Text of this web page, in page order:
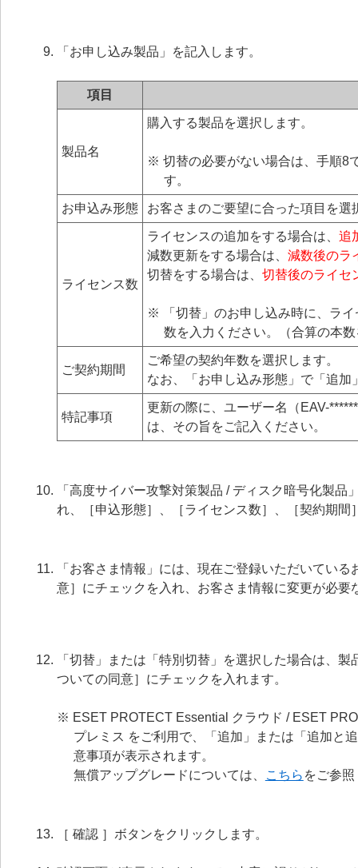
「お申し込み製品」を記入します。
項目
製品名
購入する製品を選択します。
※ 切替の必要がない場合は、手順8
す。
お申込み形態 お客さまのご要望に合った項目を選
ライセンス数
ライセンスの追加をする場合は、 追
減数更新をする場合は、 減数後のラ
切替をする場合は、 切替後のライセ
※ 「切替」のお申し込み時に、ラ
数を入力ください。（合算の本
ご契約期間
ご希望の契約年数を選択します。
なお、「お申し込み形態」で「追加
特記事項
更新の際に、ユーザー名（EAV-
は、その旨をご記入ください。
「高度サイバー攻撃対策製品 / ディスク暗号化製
れ、［申込形態］、［ライセンス数］、［契約期間
「お客さま情報」には、現在ご登録いただいてい
意］にチェックを入れ、お客さま情報に変更が必要
「切替」または「特別切替」を選択した場合は、
ついての同意］にチェックを入れます。
※ ESET PROTECT Essential クラウド / ESET
プレミス をご利用で、「追加」または「追加と
意事項が表示されます。
無償アップグレードについては、
こちら をご参
［ 確認 ］ボタンをクリックします。